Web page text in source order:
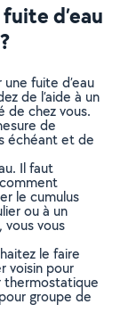
d’eau
fuite d’eau
de l’aide à un
de chez vous.
de
échéant et de
Il faut
le cumulus
ou à un
vous
le faire
voisin pour
thermostatique
groupe de